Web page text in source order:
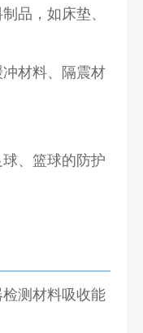
品，如床垫、
材料、隔震材
、篮球的防护
测材料吸收能